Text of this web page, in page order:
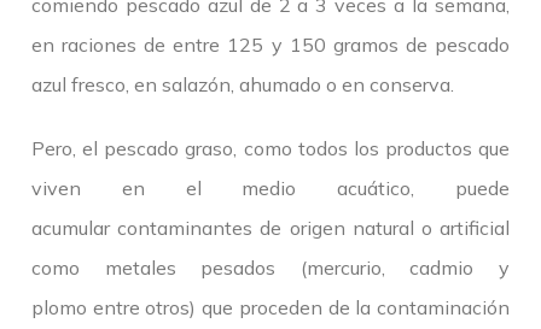
comiendo pescado azul de 2 a 3 veces a la semana,
en raciones de entre 125 y 150 gramos de pescado
azul fresco, en salazón, ahumado o en conserva.
Pero, el pescado graso, como todos los productos que
viven en el medio acuático, puede
acumular contaminantes de origen natural o artificial
como metales pesados (mercurio, cadmio y
plomo entre otros) que proceden de la contaminación